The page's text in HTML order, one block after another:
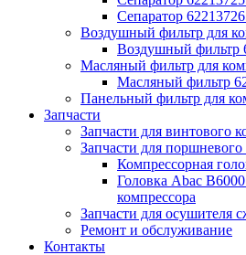
Сепаратор
Воздушный фильтр для
Воздушный фильтр
Масляный фильтр для
Масляный фильтр
Панельный фильтр для
Запчасти
Запчасти для винтового
Запчасти для поршневого
Компрессорная
Головка Abac
компрессора
Запчасти для осушителя
Ремонт и обслуживание
Контакты